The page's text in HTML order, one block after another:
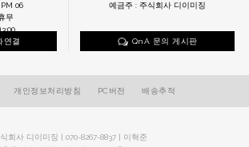
06
무
연결
예금주 : 주식회사 디이미징
QnA 문의 게시판
개인정보처리방침 PC버전 배송추적
회사 디이미징 | 070-8267-8837 | 이혁준